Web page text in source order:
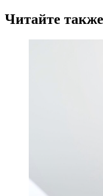
Читайте также